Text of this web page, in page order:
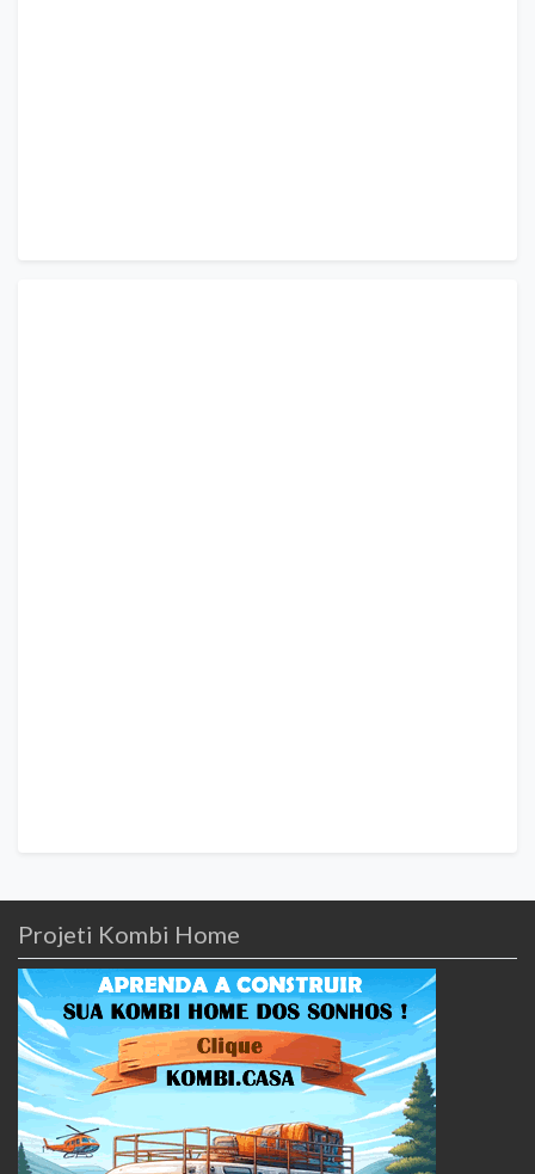
Projeti Kombi Home